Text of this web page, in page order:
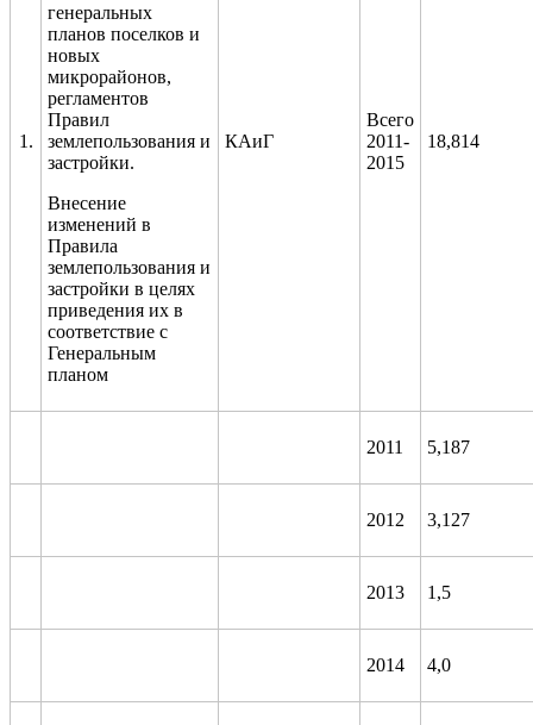
1.
генеральных
планов поселков и
новых
микрорайонов,
регламентов
Правил
землепользования и
застройки.
Внесение
изменений в
Правила
землепользования и
застройки в целях
приведения их в
соответствие с
Генеральным
планом
КАиГ
Всего
2011-
2015
18,814
2011 5,187
2012 3,127
2013 1,5
2014 4,0